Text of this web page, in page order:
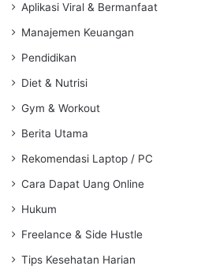
Aplikasi Viral & Bermanfaat
Manajemen Keuangan
Pendidikan
Diet & Nutrisi
Gym & Workout
Berita Utama
Rekomendasi Laptop / PC
Cara Dapat Uang Online
Hukum
Freelance & Side Hustle
Tips Kesehatan Harian